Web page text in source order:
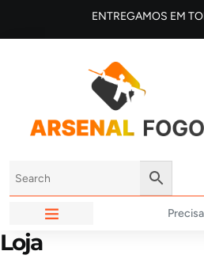
ENTREGAMOS EM
Loja